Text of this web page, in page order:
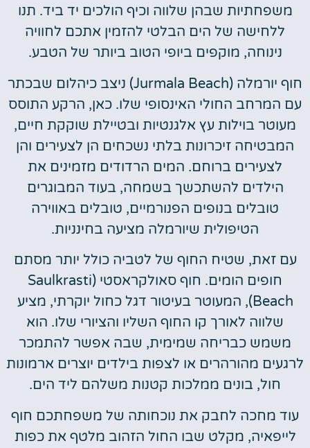
משפחתיות שבהן שלווה וכיף הולכים יד ביד. תנו
ללחישה של הים הבלטי להזמין אתכם לחוויה
נינוחה, מוקפים ביופי הטוב ביותר של הטבע.
חוף יורמלה (Jurmala Beach) ניצב כיהלום שבכתר
עם המרחב החולי האינסופי שלו. כאן, הרקע התוסס
מעוטר בוילות עץ אלגנטיות ובטיילת שוקקת חיים,
המבטיחה זיכרונות בלתי נשכחים הן לצעירים והן
לצעירים ברוחם. המים הרדודים מזמינים את
הילדים להשתכשך בשמחה, בעוד המבוגרים
טובלים בנופים הפנורמיים, טובלים באווירה
הטיפולית שיורמלה מציעה בחינניות.
עם זאת, שטיח החוף של לטביה כולל יותר מסתם
חופים הומים. חוף סאולקראסטי (Saulkrasti
Beach), המעוטר בעיטור דגל כחול יוקרתי, מציע
שלווה לאורך קו החוף השליו והציורי שלו. הוא
משמש כבריחה שמימית, שבה אפשר להתמכר
לרגעים מהורהרים או לצפות בילדים יוצרים ארמונות
חול, בונים ממלכות קטנות משלהם ליד הים.
עוד מחכה לחבק את נוכחותה של משפחתכם חוף
לייפאיה, מקלט שבו החול הזהוב מלטף את כפות